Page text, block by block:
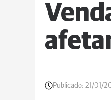
Publicado: 21/01/